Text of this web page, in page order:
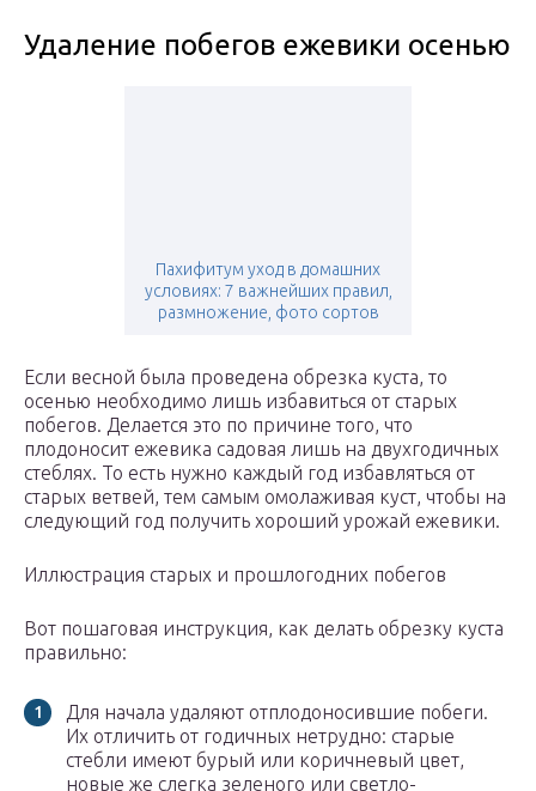
Удаление побегов ежевики осенью
Пахифитум уход в домашних
условиях: 7 важнейших правил,
размножение, фото сортов
Если весной была проведена обрезка куста, то
осенью необходимо лишь избавиться от старых
побегов. Делается это по причине того, что
плодоносит ежевика садовая лишь на двухгодичных
стеблях. То есть нужно каждый год избавляться от
старых ветвей, тем самым омолаживая куст, чтобы на
следующий год получить хороший урожай ежевики.
Иллюстрация старых и прошлогодних побегов
Вот пошаговая инструкция, как делать обрезку куста
правильно:
Для начала удаляют отплодоносившие побеги.
Их отличить от годичных нетрудно: старые
стебли имеют бурый или коричневый цвет,
новые же слегка зеленого или светло-